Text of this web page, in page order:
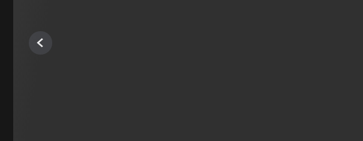
Previous